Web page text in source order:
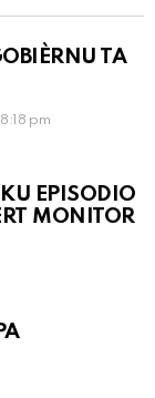
TA
pm
EPISODIO
MONITOR